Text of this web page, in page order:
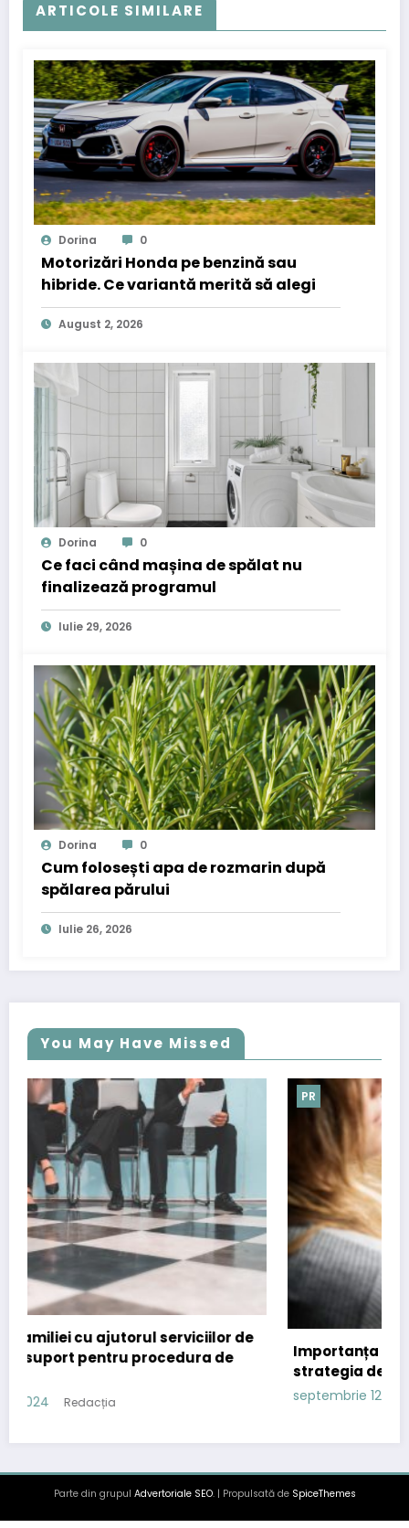
ARTICOLE SIMILARE
Dorina 0
Motorizări Honda pe benzină sau
hibride. Ce variantă merită să alegi
August 2, 2026
Dorina 0
Ce faci când mașina de spălat nu
finalizează programul
Iulie 29, 2026
Dorina 0
Cum folosești apa de rozmarin după
spălarea părului
Iulie 26, 2026
You May Have Missed
PR
Importanța comunicatelor de presă în
strategia de content marketing
septembrie 12, 2024
Parte din grupul Advertoriale SEO. | Propulsată de SpiceThemes